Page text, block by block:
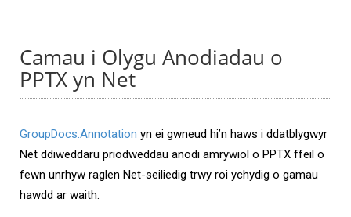
Camau i Olygu Anodiadau o
PPTX yn Net
GroupDocs.Annotation yn ei gwneud hi’n haws i ddatblygwyr
Net ddiweddaru priodweddau anodi amrywiol o PPTX ffeil o
fewn unrhyw raglen Net-seiliedig trwy roi ychydig o gamau
hawdd ar waith.